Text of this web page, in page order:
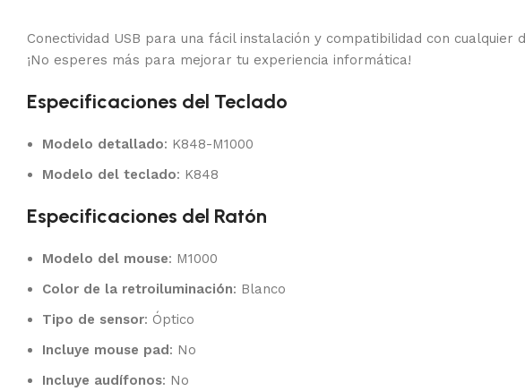
Conectividad USB para una fácil instalación y compatibilidad con
¡No esperes más para mejorar tu experiencia informática!
Especificaciones del Teclado
Modelo detallado: K848-M1000
Modelo del teclado: K848
Especificaciones del Ratón
Modelo del mouse: M1000
Color de la retroiluminación: Blanco
Tipo de sensor: Óptico
Incluye mouse pad: No
Incluye audífonos: No